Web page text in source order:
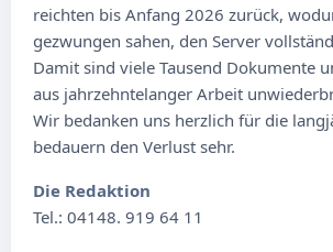
reichten bis Anfang 2026 zurück,
gezwungen sahen, den Server
Damit sind viele Tausend Dokumente
aus jahrzehntelanger Arbeit
Wir bedanken uns herzlich für die
bedauern den Verlust sehr.
Die Redaktion
Tel.: 04148. 919 64 11